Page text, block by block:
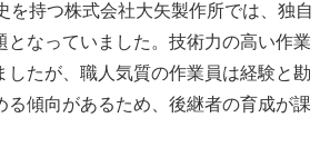
を持つ株式会社大矢製作所では、独自
となっていました。技術力の高い作業
したが、職人気質の作業員は経験と勘
る傾向があるため、後継者の育成が課